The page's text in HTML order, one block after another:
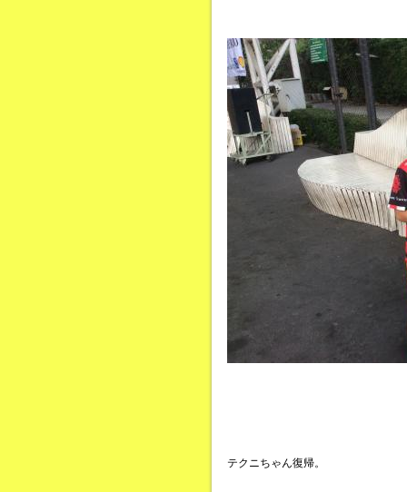
テクニちゃん復帰。